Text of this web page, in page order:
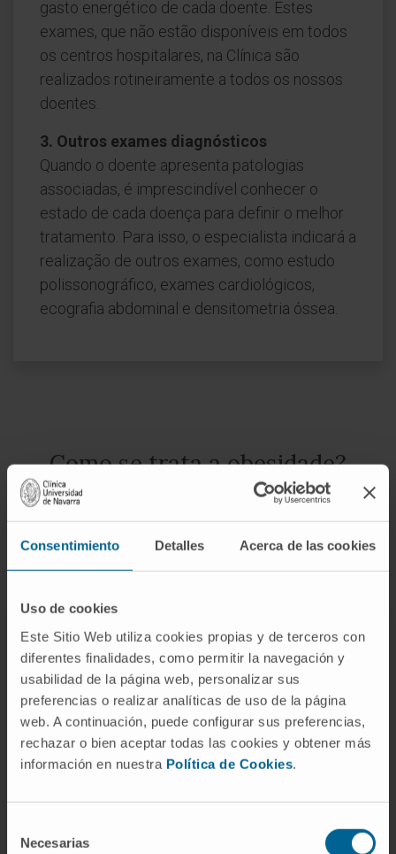
Consentimiento Detalles Acerca de las cookies
Uso de cookies
Este Sitio Web utiliza cookies propias y de terceros con
diferentes finalidades, como permitir la navegación y
usabilidad de la página web, personalizar sus
preferencias o realizar analíticas de uso de la página
web. A continuación, puede configurar sus preferencias,
rechazar o bien aceptar todas las cookies y obtener más
información en nuestra Política de Cookies.
Necesarias
gasto energético de cada doente. Estes
exames, que não estão disponíveis em todos
os centros hospitalares, na Clínica são
realizados rotineiramente a todos os nossos
doentes.
3. Outros exames diagnósticos
Quando o doente apresenta patologias
associadas, é imprescindível conhecer o
estado de cada doença para definir o melhor
tratamento. Para isso, o especialista indicará a
realização de outros exames, como estudo
polissonográfico, exames cardiológicos,
ecografia abdominal e densitometria óssea.
Como se trata a obesidade?
O objetivo é alcançar o peso corporal
forma gradual e sustentada
Tratamento
Plano médico
individualizado
Apoio de
enfermagem
e dietistas
Técnicas
endoscópicas
Cirurgia
bariátrica
O tratamento integrado da obesidade que